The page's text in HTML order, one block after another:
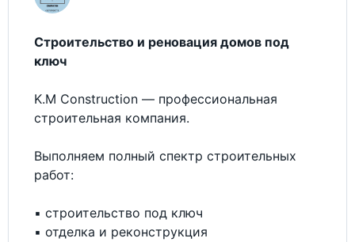
Строительство и реновация домов под
ключ
K.M Construction — профессиональная
строительная компания.
Выполняем полный спектр строительных
работ:
▪ строительство под ключ
▪ отделка и реконструкция